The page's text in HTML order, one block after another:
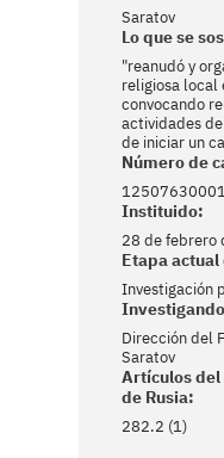
Saratov
Lo que se
"reanudó y
religiosa local
convocando
actividades
de iniciar un
Número de
Instituido:
28 de febrero
Etapa actual
Investigación
Dirección del
Saratov
Artículos del
de Rusia:
282.2 (1)